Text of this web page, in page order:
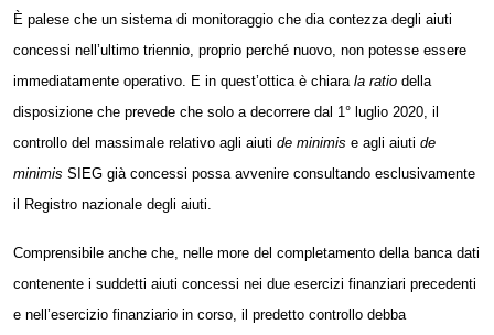
È palese che un sistema di monitoraggio che dia contezza degli aiuti
concessi nell’ultimo triennio, proprio perché nuovo, non potesse essere
immediatamente operativo. E in quest’ottica è chiara la ratio della
disposizione che prevede che solo a decorrere dal 1° luglio 2020, il
controllo del massimale relativo agli aiuti de minimis e agli aiuti de
minimis SIEG già concessi possa avvenire consultando esclusivamente
il
Registro nazionale degli aiuti.
Comprensibile anche che, nelle more del completamento della banca dati
contenente i suddetti aiuti concessi nei due esercizi finanziari precedenti
e nell’esercizio finanziario in corso, il predetto controllo debba